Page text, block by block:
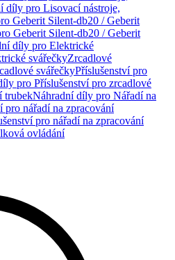
díly pro Lisovací nástroje,
Geberit Silent-db20 / Geberit
Geberit Silent-db20 / Geberit
díly pro Elektrické
svářečkyZrcadlové
svářečkyPříslušenství pro
pro Příslušenství pro zrcadlové
trubekNáhradní díly pro Nářadí na
pro nářadí na zpracování
pro nářadí na zpracování
ovládání